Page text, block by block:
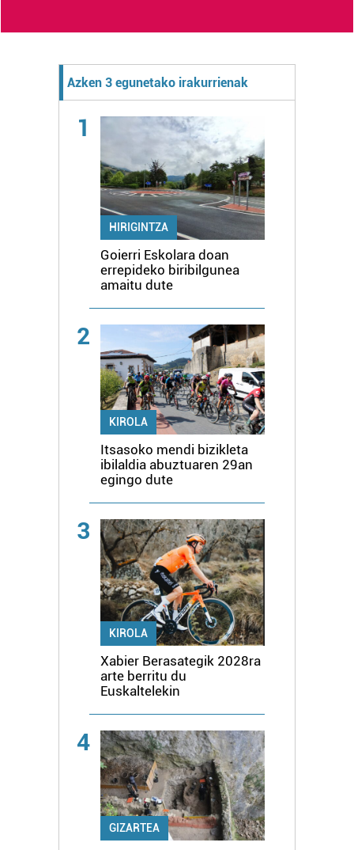
Azken 3 egunetako irakurrienak
1
HIRIGINTZA
Goierri Eskolara doan
errepideko biribilgunea
amaitu dute
2
KIROLA
Itsasoko mendi bizikleta
ibilaldia abuztuaren 29an
egingo dute
3
KIROLA
Xabier Berasategik 2028ra
arte berritu du
Euskaltelekin
4
GIZARTEA